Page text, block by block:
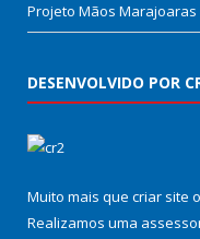
Projeto Mãos Marajoaras
DESENVOLVIDO POR
Muito mais que criar site
Realizamos uma